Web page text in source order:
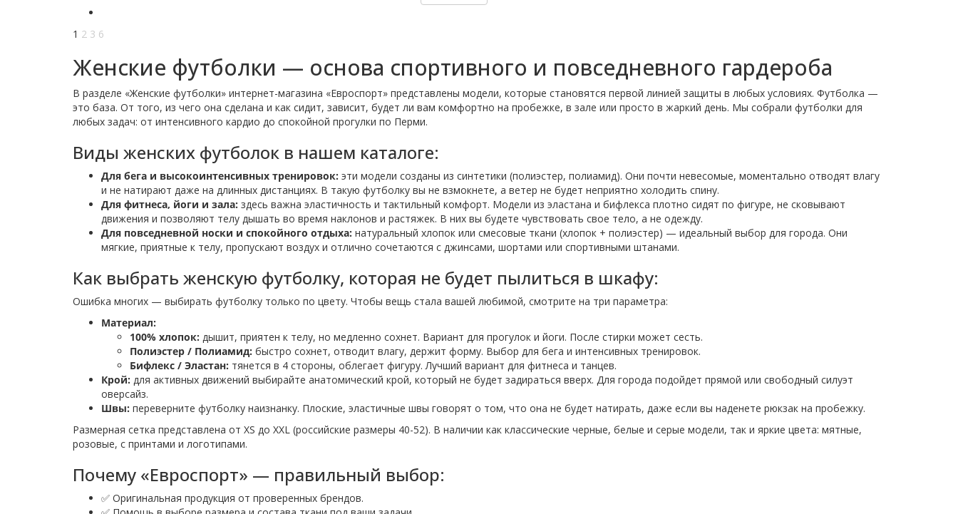
1 2 3 6
Женские футболки — основа спортивного и повседневного гардероба
В разделе «Женские футболки» интернет-магазина «Евроспорт» представлены модели, которые становятся первой линией защиты в любых условиях. Футболка —
это база. От того, из чего она сделана и как сидит, зависит, будет ли вам комфортно на пробежке, в зале или просто в жаркий день. Мы собрали футболки для
любых задач: от интенсивного кардио до спокойной прогулки по Перми.
Виды женских футболок в нашем каталоге:
Для бега и высокоинтенсивных тренировок: эти модели созданы из синтетики (полиэстер, полиамид). Они почти невесомые, моментально отводят влагу
и не натирают даже на длинных дистанциях. В такую футболку вы не взмокнете, а ветер не будет неприятно холодить спину.
Для фитнеса, йоги и зала: здесь важна эластичность и тактильный комфорт. Модели из эластана и бифлекса плотно сидят по фигуре, не сковывают
движения и позволяют телу дышать во время наклонов и растяжек. В них вы будете чувствовать свое тело, а не одежду.
Для повседневной носки и спокойного отдыха: натуральный хлопок или смесовые ткани (хлопок + полиэстер) — идеальный выбор для города. Они
мягкие, приятные к телу, пропускают воздух и отлично сочетаются с джинсами, шортами или спортивными штанами.
Как выбрать женскую футболку, которая не будет пылиться в шкафу:
Ошибка многих — выбирать футболку только по цвету. Чтобы вещь стала вашей любимой, смотрите на три параметра:
Материал:
100% хлопок: дышит, приятен к телу, но медленно сохнет. Вариант для прогулок и йоги. После стирки может сесть.
Полиэстер / Полиамид: быстро сохнет, отводит влагу, держит форму. Выбор для бега и интенсивных тренировок.
Бифлекс / Эластан: тянется в 4 стороны, облегает фигуру. Лучший вариант для фитнеса и танцев.
Крой: для активных движений выбирайте анатомический крой, который не будет задираться вверх. Для города подойдет прямой или свободный силуэт
оверсайз.
Швы: переверните футболку наизнанку. Плоские, эластичные швы говорят о том, что она не будет натирать, даже если вы наденете рюкзак на пробежку.
Размерная сетка представлена от XS до XXL (российские размеры 40-52). В наличии как классические черные, белые и серые модели, так и яркие цвета: мятные,
розовые, с принтами и логотипами.
Почему «Евроспорт» — правильный выбор:
✅ Оригинальная продукция от проверенных брендов.